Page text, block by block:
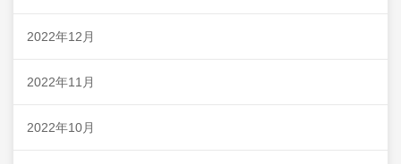
2022年12月
2022年11月
2022年10月